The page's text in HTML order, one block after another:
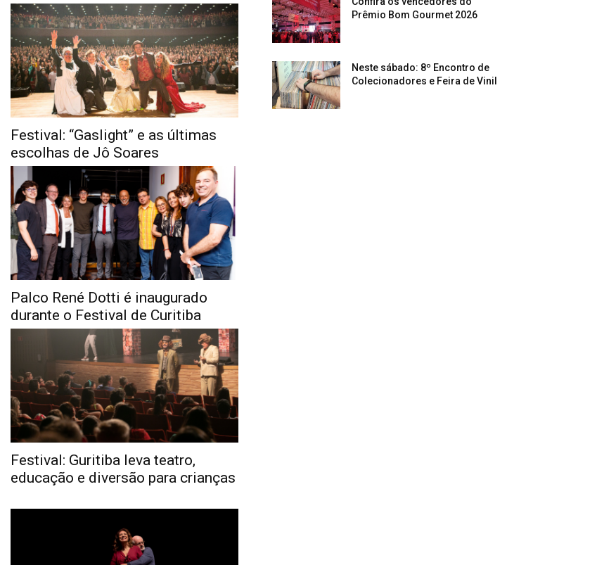
Festival: “Gaslight” e as últimas
escolhas de Jô Soares
Palco René Dotti é inaugurado
durante o Festival de Curitiba
Festival: Guritiba leva teatro,
educação e diversão para crianças
Prêmio Bom Gourmet 2026
Neste sábado: 8º Encontro de
Colecionadores e Feira de Vinil